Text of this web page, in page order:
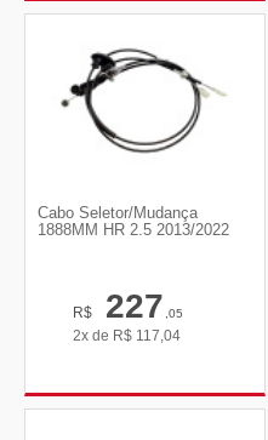
Cabo Seletor/Mudança
1888MM HR 2.5 2013/2022
R$ 227,05
2x de R$ 117,04